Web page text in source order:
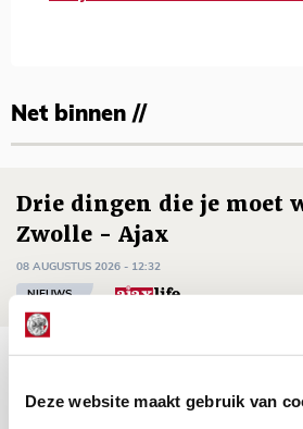
Deze website maakt gebruik van
Net binnen //
Drie dingen die je moet
Zwolle - Ajax
08 AUGUSTUS 2026 - 12:32
NIEUWS
Míchels elf: met welke
jij aan nieuw